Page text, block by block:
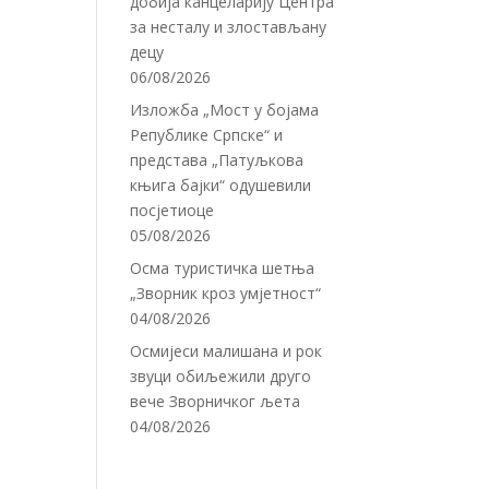
за несталу и злостављану
децу
06/08/2026
Изложба „Мост у бојама
Републике Српске“ и
представа „Патуљкова
књига бајки“ одушевили
посјетиоце
05/08/2026
Осма туристичка шетња
„Зворник кроз умјетност“
04/08/2026
Осмијеси малишана и рок
звуци обиљежили друго
вече Зворничког љета
04/08/2026